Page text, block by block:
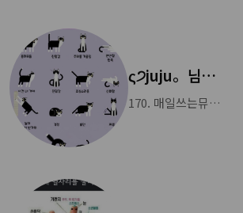
ς੭juju。님의 새로운 소식
170. 매일쓰는뮤직 다이어리 _√홀로사는즐거움 ♩ 홀로살면 깨닫게 되는게 있는데 한번도 혼자인적이 없다는것이다 인간은 그누구를 소유할수가 없고 인간은 홀로일수는 없다 그런데, 홀로서지 못하면 혼자가 아니란걸 깨닫지 못한다 그러므로 홀로서지 못하는자가 홀로이다 그러니 홀로서라!!